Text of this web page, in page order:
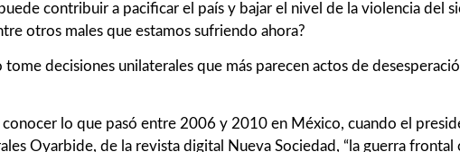
contribuir a pacificar el país y bajar el nivel de la violencia
otros males que estamos sufriendo ahora?
decisiones unilaterales que más parecen actos de
conocer lo que pasó entre 2006 y 2010 en México, cuando el
Oyarbide, de la revista digital Nueva Sociedad, “la guerra